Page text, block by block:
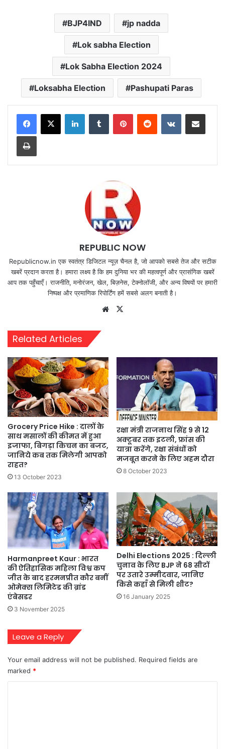
BJP4IND jp nadda
Lok sabha Election
Lok Sabha Election 2024
Loksabha Election Pashupati Paras
LinkedInTumblr PinterestReddit VKontakteShare via Email
Print
REPUBLIC NOW
Republicnow.in एक स्वतंत्र डिजिटल न्यूज़ चैनल है, जो आपको सबसे तेज और सटीक
खबरें प्रदान करता है। हमारा लक्ष्य है कि हम दुनिया भर की महत्वपूर्ण और प्रासंगिक खबरें
आप तक पहुँचाएँ। राजनीति, मनोरंजन, खेल, बिज़नेस, टेक्नोलॉजी, और अन्य विषयों पर हमारी
निष्पक्ष और प्रमाणिक रिपोर्टिंग हमें सबसे अलग बनाती है।
Website
Related Articles
Grocery Price Hike : दालों के
साथ मसालों की कीमत में हुआ
इजाफा, बिगड़ा किचन का बजट,
जानिये कब तक मिलेगी आपको
राहत?
13 October 2023
रक्षा मंत्री राजनाथ सिंह 9 से 12
अक्टूबर तक इटली, फ्रांस की
यात्रा करेंगे, रक्षा संबंधों को
मजबूत करने के लिए अहम दौरा
8 October 2023
Harmanpreet Kaur : भारत
की ऐतिहासिक महिला विश्व कप
जीत के बाद हरमनप्रीत कौर बनीं
ओमेक्स लिमिटेड की ब्रांड
एंबेसडर
3 November 2025
Delhi Elections 2025 : दिल्ली
चुनाव के लिए BJP ने 68 सीटों
पर उतारे उम्मीदवार, जानिए
किसे कहाँ से मिली शीट?
16 January 2025
Leave a Reply
Your email address will not be published. Required fields are
marked *